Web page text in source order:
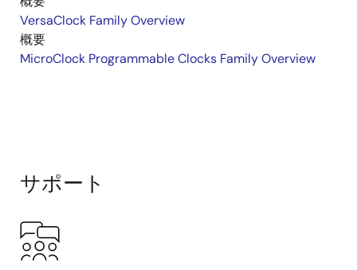
VersaClock Family Overview
概要
MicroClock Programmable Clocks Family Overview
サポート